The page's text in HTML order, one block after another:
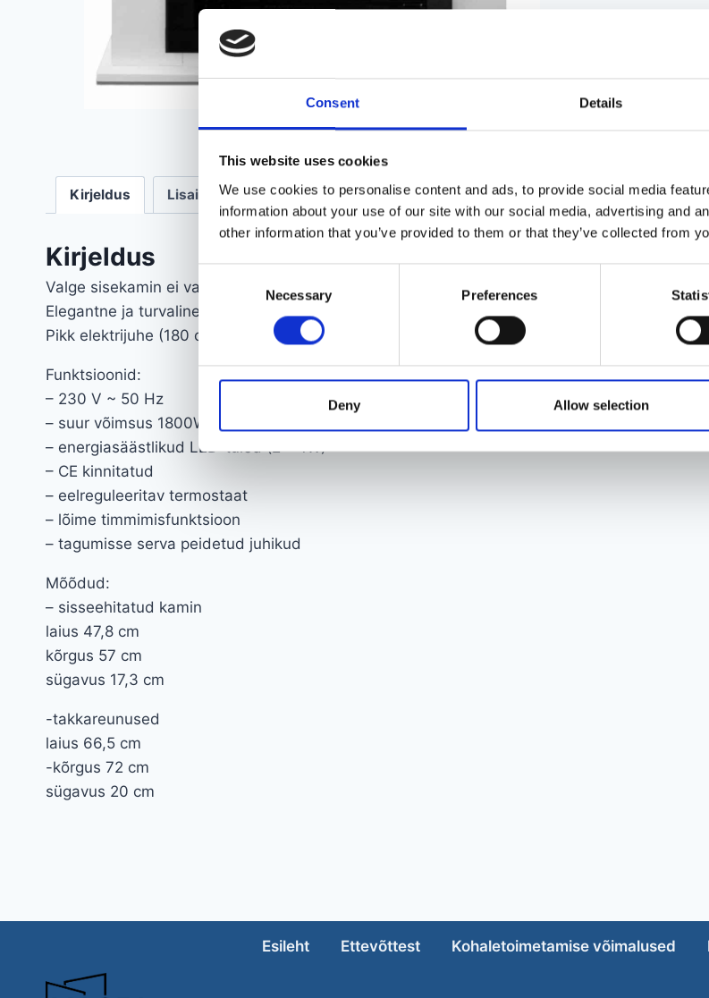
Consent Details
This website uses cookies
We use cookies to personalise content and ads, to provide social media
information about your use of our site with our social media, advertising and
other information that you’ve provided to them or that they’ve collected from
Selection
Necessary Preferences
Deny Allow selection
Kirjeldus Lisainfo Arvustused (0)
Kirjeldus
Valge sisekamin ei vaja korstnat ja seda saab paigaldada igasse kuiva ruumi.
Elegantne ja turvaline elektrikamin toob teie koju soojust ja atmosfääri.
Pikk elektrijuhe (180 cm) hõlbustab kamina asukoha valimist.
Funktsioonid:
– 230 V ~ 50 Hz
– suur võimsus 1800W
– energiasäästlikud LED-tuled (2 x 1W)
– CE kinnitatud
– eelreguleeritav termostaat
– lõime timmimisfunktsioon
– tagumisse serva peidetud juhikud
Mõõdud:
– sisseehitatud kamin
laius 47,8 cm
kõrgus 57 cm
sügavus 17,3 cm
-takkareunused
laius 66,5 cm
-kõrgus 72 cm
sügavus 20 cm
Esileht Ettevõttest Kohaletoimetamise võimalused